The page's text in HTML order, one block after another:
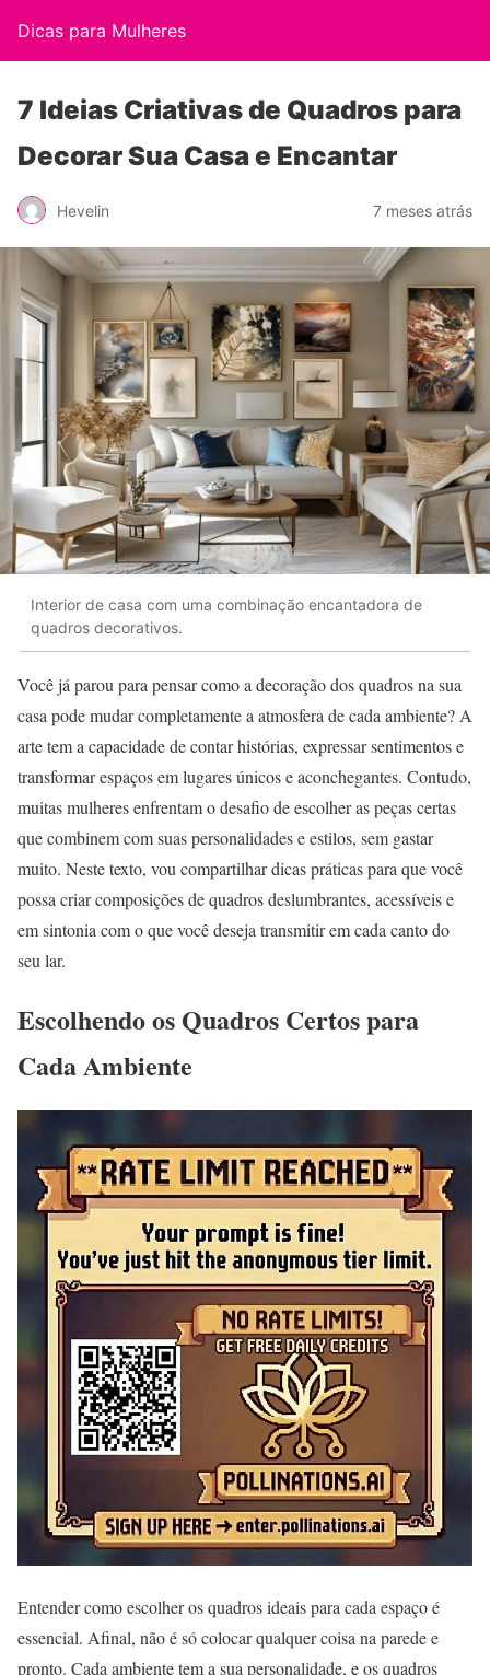
Dicas para Mulheres
7 Ideias Criativas de Quadros para
Decorar Sua Casa e Encantar
Hevelin 7 meses atrás
Interior de casa com uma combinação encantadora de
quadros decorativos.
Você já parou para pensar como a decoração dos quadros na sua
casa pode mudar completamente a atmosfera de cada ambiente? A
arte tem a capacidade de contar histórias, expressar sentimentos e
transformar espaços em lugares únicos e aconchegantes. Contudo,
muitas mulheres enfrentam o desafio de escolher as peças certas
que combinem com suas personalidades e estilos, sem gastar
muito. Neste texto, vou compartilhar dicas práticas para que você
possa criar composições de quadros deslumbrantes, acessíveis e
em sintonia com o que você deseja transmitir em cada canto do
seu lar.
Escolhendo os Quadros Certos para
Cada Ambiente
Entender como escolher os quadros ideais para cada espaço é
essencial. Afinal, não é só colocar qualquer coisa na parede e
pronto. Cada ambiente tem a sua personalidade, e os quadros